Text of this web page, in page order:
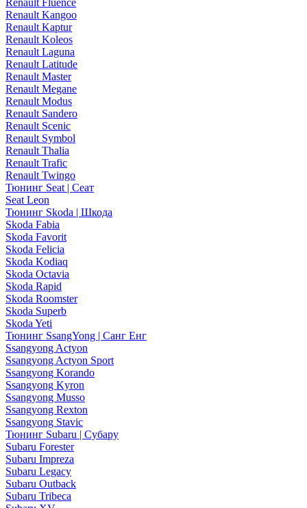
Renault Fluence
Renault Kangoo
Renault Kaptur
Renault Koleos
Renault Laguna
Renault Latitude
Renault Master
Renault Megane
Renault Modus
Renault Sandero
Renault Scenic
Renault Symbol
Renault Thalia
Renault Trafic
Renault Twingo
Тюнинг Seat | Сеат
Seat Leon
Тюнинг Skoda | Шкода
Skoda Fabia
Skoda Favorit
Skoda Felicia
Skoda Kodiaq
Skoda Octavia
Skoda Rapid
Skoda Roomster
Skoda Superb
Skoda Yeti
Тюнинг SsangYong | Санг Енг
Ssangyong Actyon
Ssangyong Actyon Sport
Ssangyong Korando
Ssangyong Kyron
Ssangyong Musso
Ssangyong Rexton
Ssangyong Stavic
Тюнинг Subaru | Субару
Subaru Forester
Subaru Impreza
Subaru Legacy
Subaru Outback
Subaru Tribeca